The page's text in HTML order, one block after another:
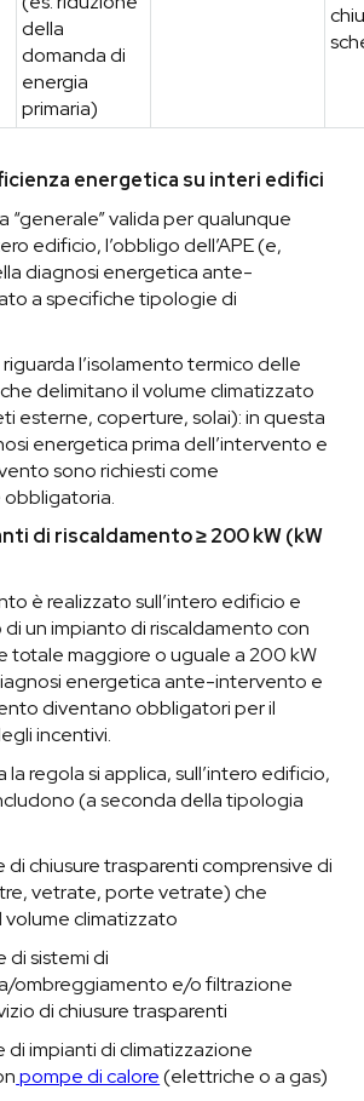
della
domanda di
energia
primaria)
energetica su interi edifici
“generale” valida per qualunque
edificio, l’obbligo dell’APE (e,
diagnosi energetica ante-
a specifiche tipologie di
l’isolamento termico delle
delimitano il volume climatizzato
esterne, coperture, solai): in questa
energetica prima dell’intervento e
sono richiesti come
di riscaldamento ≥ 200 kW (kW
è realizzato sull’intero edificio e
un impianto di riscaldamento con
totale maggiore o uguale a 200 kW
energetica ante-intervento e
diventano obbligatori per il
incentivi.
la regola si applica, sull’intero edificio,
(a seconda della tipologia
di chiusure trasparenti comprensive di
vetrate, porte vetrate) che
volume climatizzato
di sistemi di
ombreggiamento e/o filtrazione
di chiusure trasparenti
di impianti di climatizzazione
pompe di calore(elettriche o a gas)